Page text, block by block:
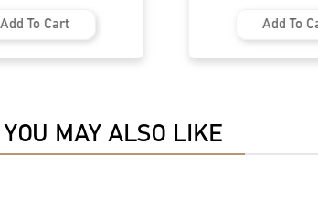
YOU MAY ALSO LIKE